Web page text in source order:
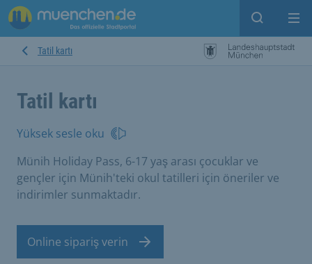
Open
Tatil kartı
Tatil kartı
Yüksek sesle oku
Münih Holiday Pass, 6-17 yaş arası çocuklar ve
gençler için Münih'teki okul tatilleri için öneriler ve
indirimler sunmaktadır.
Online sipariş verin